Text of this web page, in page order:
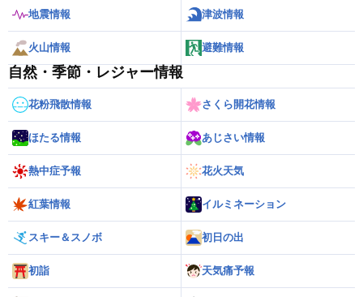
地震情報 津波情報
火山情報 避難情報
自然・季節・レジャー情報
花粉飛散情報 さくら開花情報
ほたる情報 あじさい情報
熱中症予報 花火天気
紅葉情報 イルミネーション
スキー＆スノボ 初日の出
初詣 天気痛予報